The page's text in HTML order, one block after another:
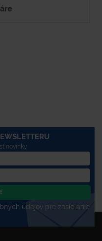
novinky
údajov pre zasielanie